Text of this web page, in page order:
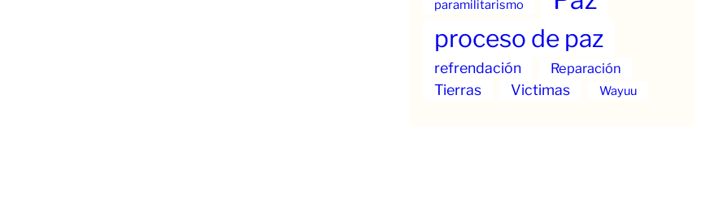
paramilitarismo
proceso de paz
refrendación Reparación
Tierras Victimas Wayuu